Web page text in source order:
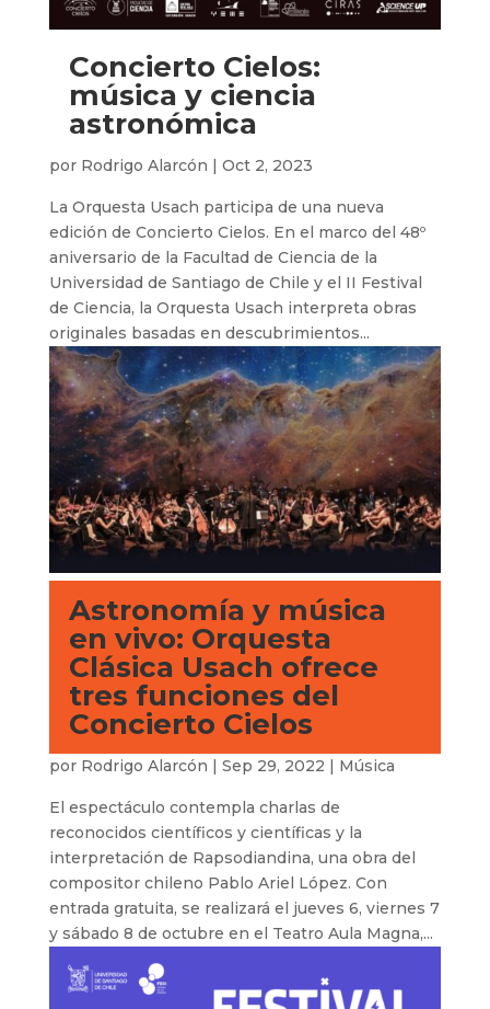
Concierto Cielos:
música y ciencia
astronómica
por Rodrigo Alarcón | Oct 2, 2023
La Orquesta Usach participa de una nueva
edición de Concierto Cielos. En el marco del 48º
aniversario de la Facultad de Ciencia de la
Universidad de Santiago de Chile y el II Festival
de Ciencia, la Orquesta Usach interpreta obras
originales basadas en descubrimientos...
Astronomía y música
en vivo: Orquesta
Clásica Usach ofrece
tres funciones del
Concierto Cielos
por Rodrigo Alarcón | Sep 29, 2022 | Música
El espectáculo contempla charlas de
reconocidos científicos y científicas y la
interpretación de Rapsodiandina, una obra del
compositor chileno Pablo Ariel López. Con
entrada gratuita, se realizará el jueves 6, viernes 7
y sábado 8 de octubre en el Teatro Aula Magna,...